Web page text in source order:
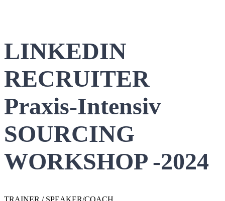
LINKEDIN
RECRUITER
Praxis-Intensiv
SOURCING
WORKSHOP -2024
TRAINER / SPEAKER/COACH